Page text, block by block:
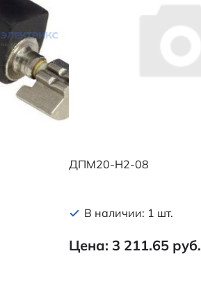
ДПМ20-Н2-08
В наличии: 1 шт.
Цена: 3 211.65 руб.